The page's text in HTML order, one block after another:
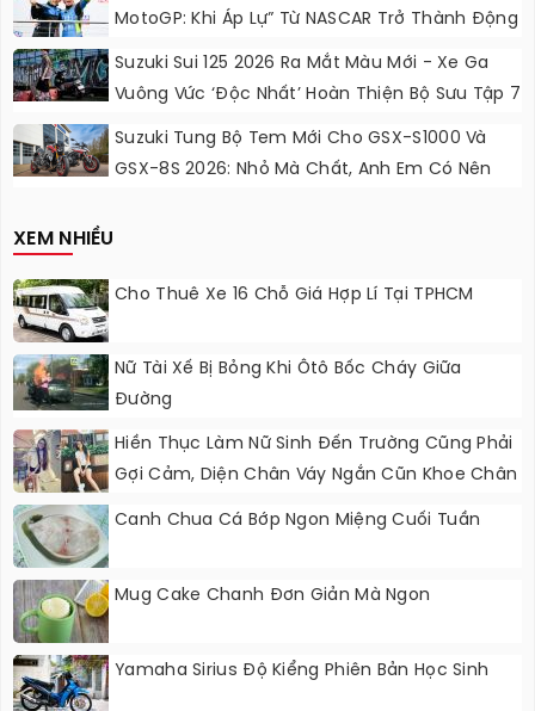
MotoGP: Khi Áp Lự” Từ NASCAR Trở Thành Động
Lực Ngọt Ngào
Suzuki Sui 125 2026 Ra Mắt Màu Mới - Xe Ga
Vuông Vức ‘độc Nhất’ Hoàn Thiện Bộ Sưu Tập 7
Sắc Cầu Vồng
Suzuki Tung Bộ Tem Mới Cho GSX-S1000 Và
GSX-8S 2026: Nhỏ Mà Chất, Anh Em Có Nên
XEM NHIỀU
Cho Thuê Xe 16 Chỗ Giá Hợp Lí Tại TPHCM
Nữ Tài Xế Bị Bỏng Khi Ôtô Bốc Cháy Giữa
Đường
Hiền Thục Làm Nữ Sinh Đến Trường Cũng Phải
Gợi Cảm, Diện Chân Váy Ngắn Cũn Khoe Chân
Canh Chua Cá Bớp Ngon Miệng Cuối Tuần
Mug Cake Chanh Đơn Giản Mà Ngon
Yamaha Sirius Độ Kiểng Phiên Bản Học Sinh